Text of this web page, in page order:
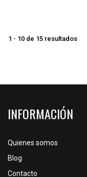
1 - 10 de 15 resultados
INFORMACIÓN
Quienes somos
Blog
Contacto